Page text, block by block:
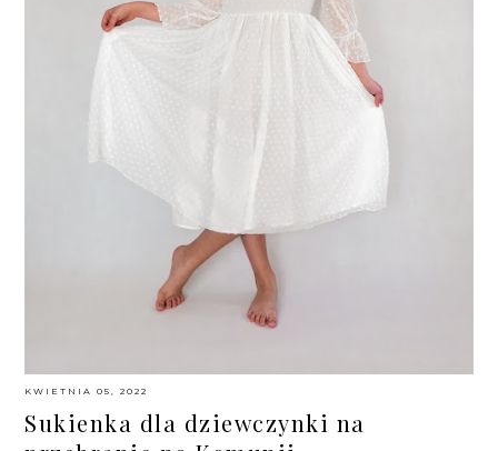
KWIETNIA 05, 2022
Sukienka dla dziewczynki na